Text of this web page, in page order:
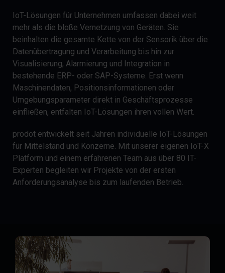
IoT-Lösungen für Unternehmen umfassen dabei weit
mehr als die bloße Vernetzung von Geräten. Sie
beinhalten die gesamte Kette von der Sensorik über die
Datenübertragung und Verarbeitung bis hin zur
Visualisierung, Alarmierung und Integration in
bestehende ERP- oder SAP-Systeme. Erst wenn
Maschinendaten, Positionsinformationen oder
Umgebungsparameter direkt in Geschäftsprozesse
einfließen, entfalten IoT-Lösungen ihren vollen Wert.
prodot entwickelt seit Jahren individuelle IoT-Lösungen
für Mittelstand und Konzerne. Mit unserer eigenen IoT-X
Platform und einem erfahrenen Team aus über 80 IT-
Experten begleiten wir Projekte von der ersten
Anforderungsanalyse bis zum laufenden Betrieb.